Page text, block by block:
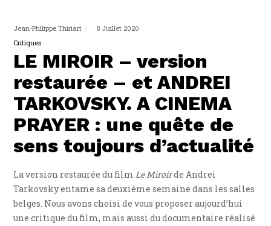
Jean-Philippe Thiriart
8 Juillet 2020
Critiques
LE MIROIR – version
restaurée – et ANDREI
TARKOVSKY. A CINEMA
PRAYER : une quête de
sens toujours d’actualité
La version restaurée du filmLe Miroirde Andrei
Tarkovsky entame sa deuxième semaine dans les salles
belges. Nous avons choisi de vous proposer aujourd’hui
une critique du film, mais aussi du documentaire réalisé